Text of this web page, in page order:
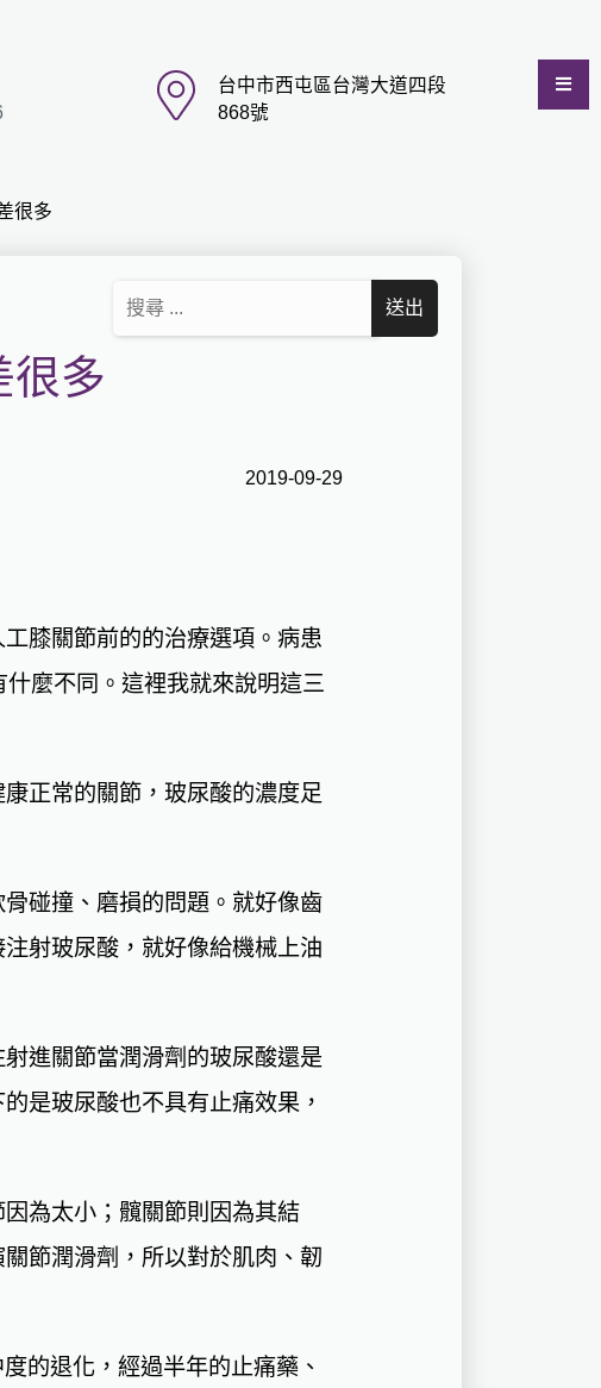
台中市西屯區台灣大道四段
868號
很多
很多
2019-09-29
膝關節前的的治療選項。病患
麼不同。這裡我就來說明這三
正常的關節，玻尿酸的濃度足
碰撞、磨損的問題。就好像齒
射玻尿酸，就好像給機械上油
進關節當潤滑劑的玻尿酸還是
是玻尿酸也不具有止痛效果，
為太小；髖關節則因為其結
節潤滑劑，所以對於肌肉、韌
的退化，經過半年的止痛藥、